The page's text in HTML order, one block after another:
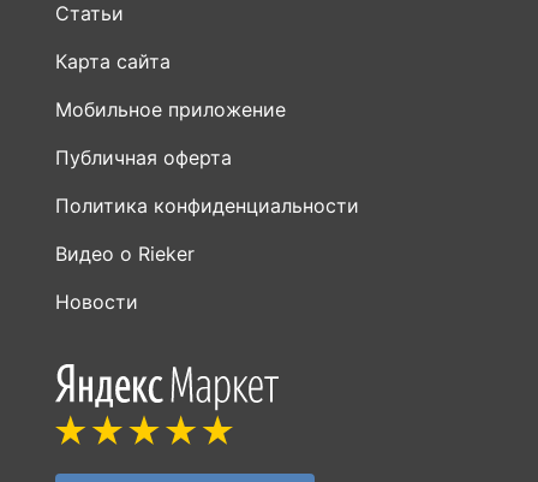
Статьи
Карта сайта
Мобильное приложение
Публичная оферта
Политика конфиденциальности
Видео о Rieker
Новости